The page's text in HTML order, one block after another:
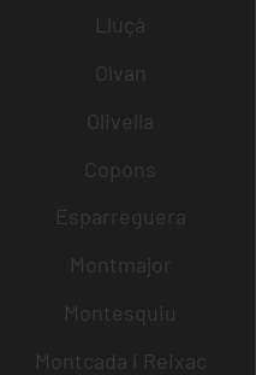
Lluçà
Olvan
Olivella
Copons
Esparreguera
Montmajor
Montesquiu
Montcada i Reixac